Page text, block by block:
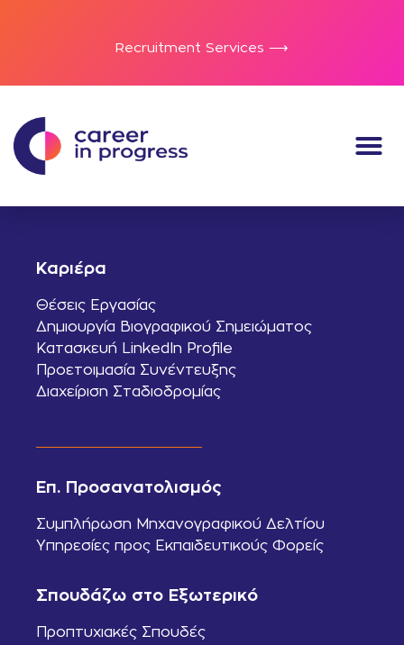
Recruitment Services ⟶
Καριέρα
Θέσεις Εργασίας
Δημιουργία Βιογραφικού Σημειώματος
Κατασκευή LinkedIn Profile
Προετοιμασία Συνέντευξης
Διαχείριση Σταδιοδρομίας
Επ. Προσανατολισμός
Συμπλήρωση Μηχανογραφικού Δελτίου
Υπηρεσίες προς Εκπαιδευτικούς Φορείς
Σπουδάζω στο Εξωτερικό
Προπτυχιακές Σπουδές